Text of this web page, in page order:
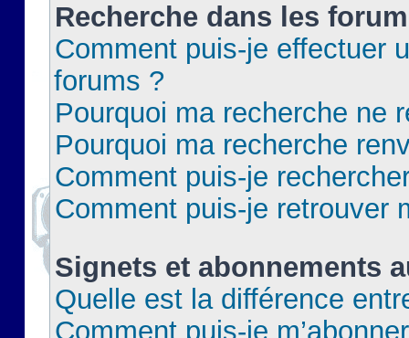
Recherche dans les
Comment puis-je effectuer
forums ?
Pourquoi ma recherche ne
Pourquoi ma recherche
Comment puis-je
Comment puis-je retrouver
Signets et abonnements
Quelle est la différence
Comment puis-je